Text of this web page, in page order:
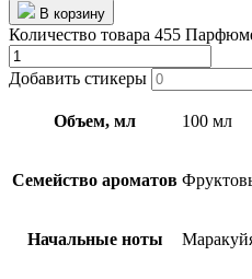
В корзину
Количество товара 455
Добавить стикеры
Объем, мл 100 мл
Семейство ароматов
Начальные ноты